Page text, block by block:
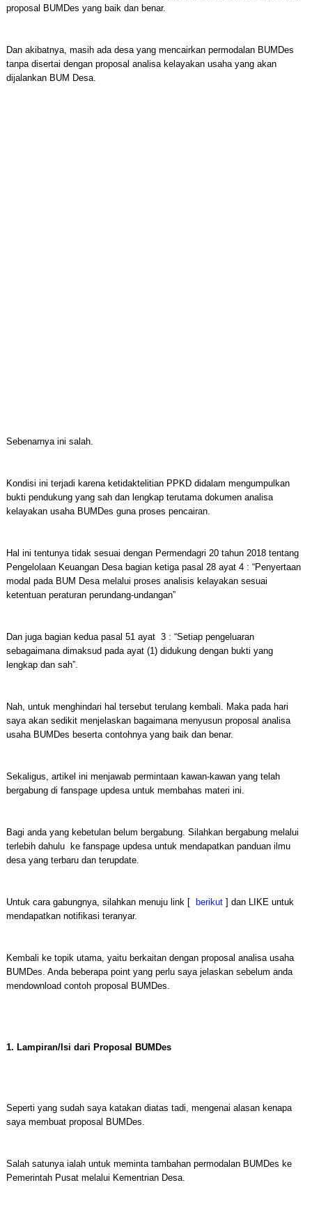
proposal BUMDes yang baik dan benar.
Dan akibatnya, masih ada desa yang mencairkan permodalan BUMDes
tanpa disertai dengan proposal analisa kelayakan usaha yang akan
dijalankan BUM Desa.
Sebenarnya ini salah.
Kondisi ini terjadi karena ketidaktelitian PPKD didalam mengumpulkan
bukti pendukung yang sah dan lengkap terutama dokumen analisa
kelayakan usaha BUMDes guna proses pencairan.
Hal ini tentunya tidak sesuai dengan Permendagri 20 tahun 2018 tentang
Pengelolaan Keuangan Desa bagian ketiga pasal 28 ayat 4 : “Penyertaan
modal pada BUM Desa melalui proses analisis kelayakan sesuai
ketentuan peraturan perundang-undangan”
Dan juga bagian kedua pasal 51 ayat 3 : “Setiap pengeluaran
sebagaimana dimaksud pada ayat (1) didukung dengan bukti yang
lengkap dan sah”.
Nah, untuk menghindari hal tersebut terulang kembali. Maka pada hari
saya akan sedikit menjelaskan bagaimana menyusun proposal analisa
usaha BUMDes beserta contohnya yang baik dan benar.
Sekaligus, artikel ini menjawab permintaan kawan-kawan yang telah
bergabung di fanspage updesa untuk membahas materi ini.
Bagi anda yang kebetulan belum bergabung. Silahkan bergabung melalui
terlebih dahulu ke fanspage updesa untuk mendapatkan panduan ilmu
desa yang terbaru dan terupdate.
Untuk cara gabungnya, silahkan menuju link [ berikut] dan LIKE untuk
mendapatkan notifikasi teranyar.
Kembali ke topik utama, yaitu berkaitan dengan proposal analisa usaha
BUMDes. Anda beberapa point yang perlu saya jelaskan sebelum anda
mendownload contoh proposal BUMDes.
1. Lampiran/Isi dari Proposal BUMDes
Seperti yang sudah saya katakan diatas tadi, mengenai alasan kenapa
saya membuat proposal BUMDes.
Salah satunya ialah untuk meminta tambahan permodalan BUMDes ke
Pemerintah Pusat melalui Kementrian Desa.